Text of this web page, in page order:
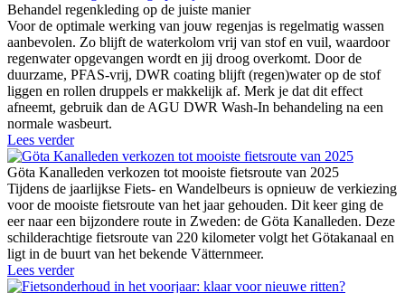
Behandel regenkleding op de juiste manier
Voor de optimale werking van jouw regenjas is regelmatig wassen
aanbevolen. Zo blijft de waterkolom vrij van stof en vuil, waardoor
regenwater opgevangen wordt en jij droog overkomt. Door de
duurzame, PFAS-vrij, DWR coating blijft (regen)water op de stof
liggen en rollen druppels er makkelijk af. Merk je dat dit effect
afneemt, gebruik dan de AGU DWR Wash-In behandeling na een
normale wasbeurt.
Lees verder
Göta Kanalleden verkozen tot mooiste fietsroute van 2025
Tijdens de jaarlijkse Fiets- en Wandelbeurs is opnieuw de verkiezing
voor de mooiste fietsroute van het jaar gehouden. Dit keer ging de
eer naar een bijzondere route in Zweden: de Göta Kanalleden. Deze
schilderachtige fietsroute van 220 kilometer volgt het Götakanaal en
ligt in de buurt van het bekende Vätternmeer.
Lees verder